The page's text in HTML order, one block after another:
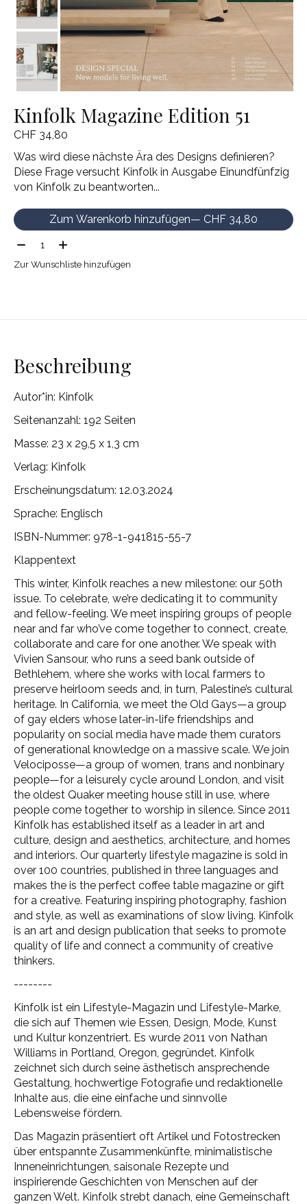
Kinfolk Magazine Edition 51
CHF 34,80
Was wird diese nächste Ära des Designs definieren?
Diese Frage versucht Kinfolk in Ausgabe Einundfünfzig
von Kinfolk zu beantworten...
Zum Warenkorb hinzufügen
— CHF 34,80
Menge:
Zur Wunschliste hinzufügen
Beschreibung
Autor*in: Kinfolk
Seitenanzahl: 192 Seiten
Masse: 23 x 29,5 x 1,3 cm
Verlag: Kinfolk
Erscheinungsdatum: 12.03.2024
Sprache: Englisch
ISBN-Nummer: 978-1-941815-55-7
Klappentext
This winter, Kinfolk reaches a new milestone: our 50th
issue. To celebrate, we’re dedicating it to community
and fellow-feeling. We meet inspiring groups of people
near and far who’ve come together to connect, create,
collaborate and care for one another. We speak with
Vivien Sansour, who runs a seed bank outside of
Bethlehem, where she works with local farmers to
preserve heirloom seeds and, in turn, Palestine’s cultural
heritage. In California, we meet the Old Gays—a group
of gay elders whose later-in-life friendships and
popularity on social media have made them curators
of generational knowledge on a massive scale. We join
Velociposse—a group of women, trans and nonbinary
people—for a leisurely cycle around London, and visit
the oldest Quaker meeting house still in use, where
people come together to worship in silence. Since 2011
Kinfolk has established itself as a leader in art and
culture, design and aesthetics, architecture, and homes
and interiors. Our quarterly lifestyle magazine is sold in
over 100 countries, published in three languages and
makes the is the perfect coffee table magazine or gift
for a creative. Featuring inspiring photography, fashion
and style, as well as examinations of slow living. Kinfolk
is an art and design publication that seeks to promote
quality of life and connect a community of creative
thinkers.
--------
Kinfolk ist ein Lifestyle-Magazin und Lifestyle-Marke,
die sich auf Themen wie Essen, Design, Mode, Kunst
und Kultur konzentriert. Es wurde 2011 von Nathan
Williams in Portland, Oregon, gegründet. Kinfolk
zeichnet sich durch seine ästhetisch ansprechende
Gestaltung, hochwertige Fotografie und redaktionelle
Inhalte aus, die eine einfache und sinnvolle
Lebensweise fördern.
Das Magazin präsentiert oft Artikel und Fotostrecken
über entspannte Zusammenkünfte, minimalistische
Inneneinrichtungen, saisonale Rezepte und
inspirierende Geschichten von Menschen auf der
ganzen Welt. Kinfolk strebt danach, eine Gemeinschaft